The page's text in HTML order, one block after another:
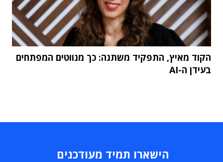
הקוד מאיץ, התפקיד משתנה: כך מנווטים המפתחים
בעידן ה-AI
הישארו תמיד מעודכנים